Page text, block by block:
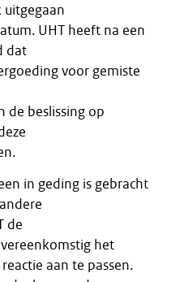
uitgegaan
UHT heeft na een
dat
voor gemiste
de beslissing op
in geding is gebracht
de
het
aan te passen.